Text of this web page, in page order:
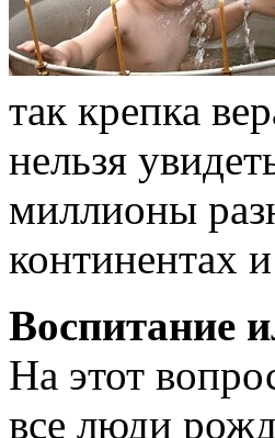
так крепка
нельзя
миллионы
континентах
Воспитание
На этот
все люди